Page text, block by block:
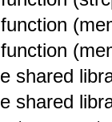
function
shared